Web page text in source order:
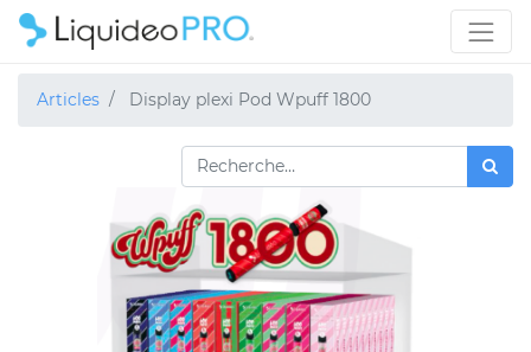
Articles Display plexi Pod Wpuff 1800